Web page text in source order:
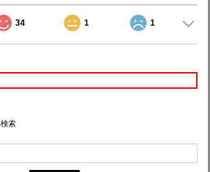
34 1 1
索